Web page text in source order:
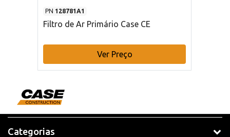
PN 128781A1
Filtro de Ar Primário Case CE
Ver Preço
Categorias